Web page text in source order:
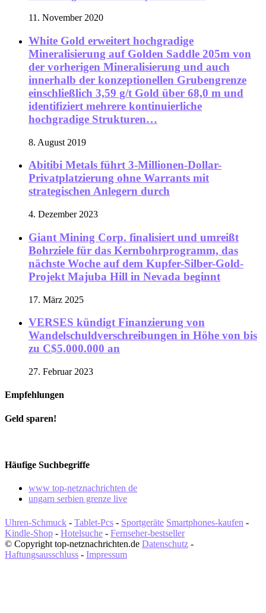
11. November 2020
White Gold erweitert hochgradige
Mineralisierung auf Golden Saddle 205m von
der vorherigen Mineralisierung und auch
innerhalb der konzeptionellen Grubengrenze
einschließlich 3,59 g/t Gold über 68,0 m und
identifiziert mehrere kontinuierliche
hochgradige Strukturen…
8. August 2019
Abitibi Metals führt 3-Millionen-Dollar-
Privatplatzierung ohne Warrants mit
strategischen Anlegern durch
4. Dezember 2023
Giant Mining Corp. finalisiert und umreißt
Bohrziele für das Kernbohrprogramm, das
nächste Woche auf dem Kupfer-Silber-Gold-
Projekt Majuba Hill in Nevada beginnt
17. März 2025
VERSES kündigt Finanzierung von
Wandelschuldverschreibungen in Höhe von bis
zu C$5.000.000 an
27. Februar 2023
Empfehlungen
Geld sparen!
Häufige Suchbegriffe
www top-netznachrichten de
ungarn serbien grenze live
Uhren-Schmuck - Tablet-Pcs - Sportgeräte Smartphones-kaufen -
Kindle-Shop - Hotelsuche - Fernseher-bestseller
© Copyright top-netznachrichten.de Datenschutz -
Haftungsausschluss - Impressum